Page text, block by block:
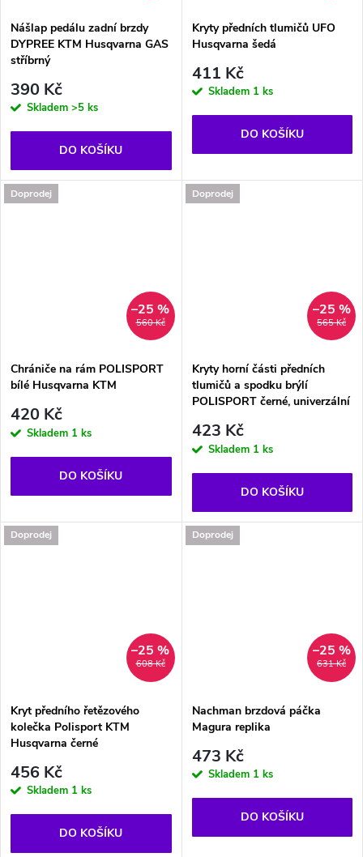
Nášlap pedálu zadní brzdy
DYPREE KTM Husqvarna GAS
stříbrný
390 Kč
Skladem >5 ks
DO KOŠÍKU
Kryty předních tlumičů UFO
Husqvarna šedá
411 Kč
Skladem 1 ks
DO KOŠÍKU
Doprodej
560 Kč
–25 %
Chrániče na rám POLISPORT
bílé Husqvarna KTM
420 Kč
Skladem 1 ks
DO KOŠÍKU
Doprodej
565 Kč
–25 %
Kryty horní části předních
tlumičů a spodku brýlí
POLISPORT černé, univerzální
423 Kč
Skladem 1 ks
DO KOŠÍKU
Doprodej
608 Kč
–25 %
Kryt předního řetězového
kolečka Polisport KTM
Husqvarna černé
456 Kč
Skladem 1 ks
DO KOŠÍKU
Doprodej
631 Kč
–25 %
Nachman brzdová páčka
Magura replika
473 Kč
Skladem 1 ks
DO KOŠÍKU